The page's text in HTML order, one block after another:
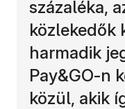
százaléka,
közlekedők
harmadik
Pay&GO-n
közül, akik